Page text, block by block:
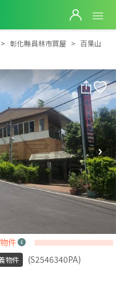
百果山1.8分方正農地
彰化縣員林市買屋
百果山
件
物件
(S2546340PA)